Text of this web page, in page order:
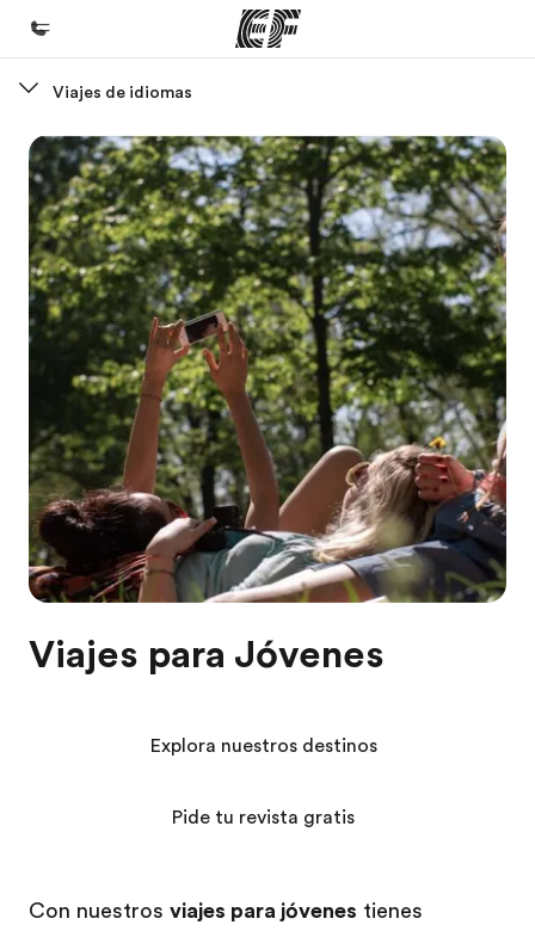
Bienvenido a EF
Programas
Ver todo lo que hacemos
Oficinas
Encuentra una oficina
Sobre nosotros
Quiénes somos
Trabajos
Únete al equipo
Viajes de idiomas
Viajes para Jóvenes
Con nuestros viajes para jóvenes tienes
Explora nuestros destinos
Pide tu revista gratis